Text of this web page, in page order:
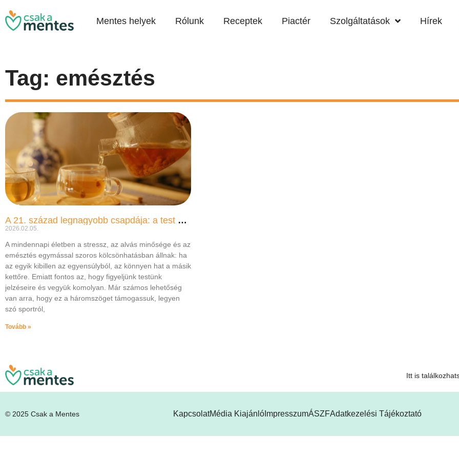
Mentes helyek Rólunk Receptek Piactér Szolgáltatások Hírek
Tag: emésztés
A 21. század legnagyobb csapdája: a test Bermuda-háromszöge
2026.02.05.
A mindennapi életben a stressz, az alvás minősége és az
emésztés egymással szoros kölcsönhatásban állnak: ha
az egyik kibillen az egyensúlyból, az könnyen hat a másik
kettőre. Emiatt fontos az, hogy figyeljünk testünk
jelzéseire és vegyük komolyan. Már számos lehetőség
van arra, hogy ez a háromszöget támogassuk, legyen
szó sportról,
Tovább »
Itt is
© 2025 Csak a Mentes KapcsolatMédia KiajánlóImpresszumÁSZFAdatkezelési Tájékoztató